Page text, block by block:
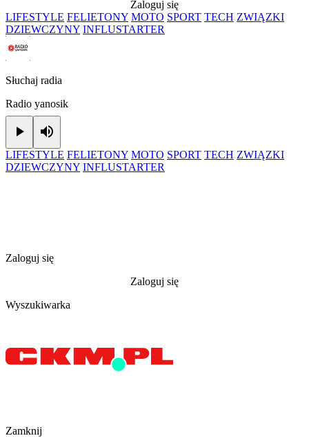
Zaloguj się
LIFESTYLE FELIETONY MOTO SPORT TECH ZWIĄZKI
DZIEWCZYNY INFLUSTARTER
Słuchaj radia
Radio yanosik
Play
LIFESTYLE FELIETONY MOTO SPORT TECH ZWIĄZKI
DZIEWCZYNY INFLUSTARTER
Zaloguj się
Zaloguj się
Wyszukiwarka
Zamknij